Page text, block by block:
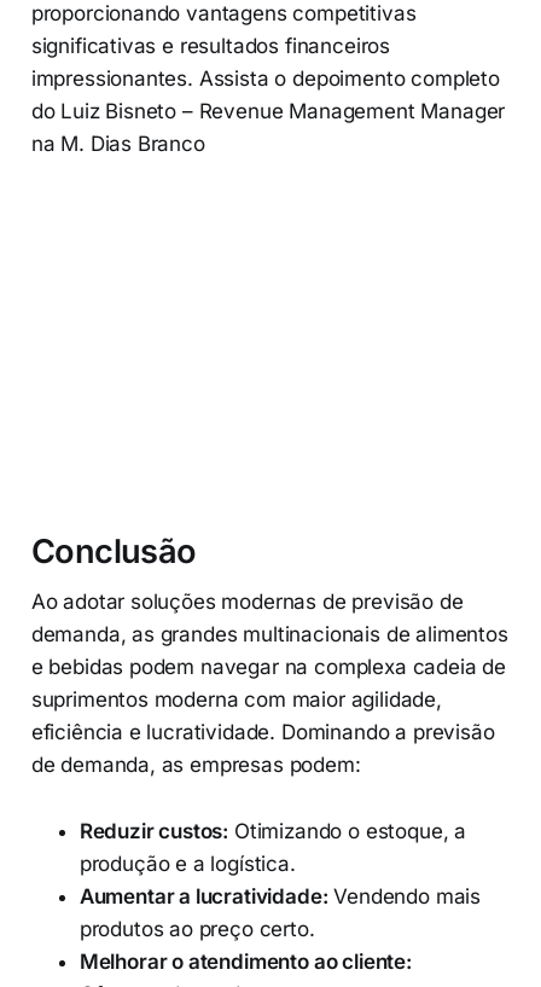
proporcionando vantagens competitivas
significativas e resultados financeiros
impressionantes. Assista o depoimento completo
do Luiz Bisneto – Revenue Management Manager
na M. Dias Branco
Conclusão
Ao adotar soluções modernas de previsão de
demanda, as grandes multinacionais de alimentos
e bebidas podem navegar na complexa cadeia de
suprimentos moderna com maior agilidade,
eficiência e lucratividade. Dominando a previsão
de demanda, as empresas podem:
Reduzir custos: Otimizando o estoque, a
produção e a logística.
Aumentar a lucratividade: Vendendo mais
produtos ao preço certo.
Melhorar o atendimento ao cliente: